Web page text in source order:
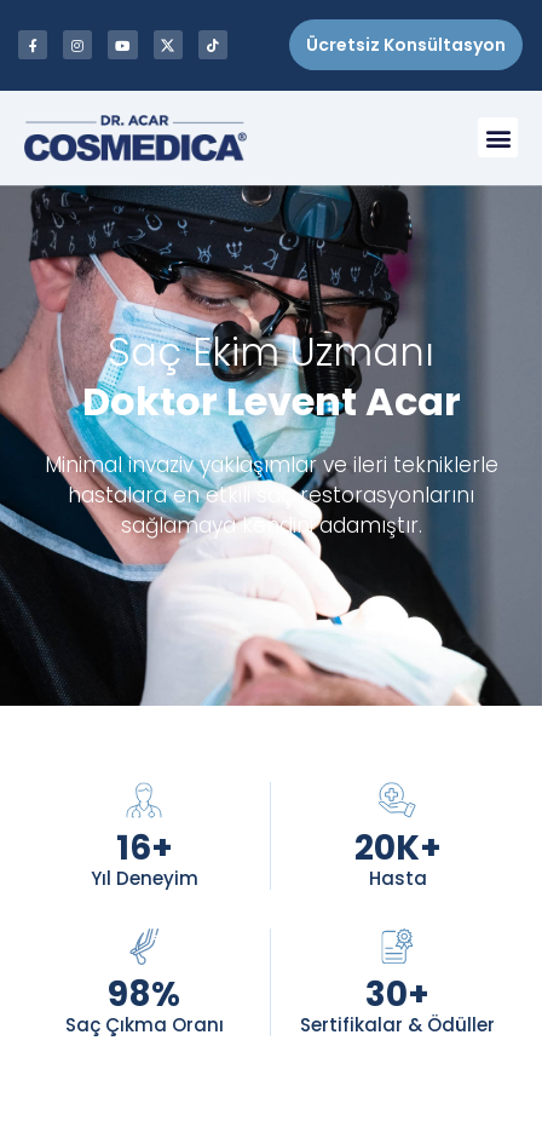
Ücretsiz Konsültasyon
Saç Ekim Uzmanı
Doktor Levent Acar
Minimal invaziv yaklaşımlar ve ileri tekniklerle
hastalara en etkili saç restorasyonlarını
sağlamaya kendini adamıştır.
Yıl Deneyim
16+
Hasta
20K+
Saç Çıkma Oranı
98%
Sertifikalar & Ödüller
30+